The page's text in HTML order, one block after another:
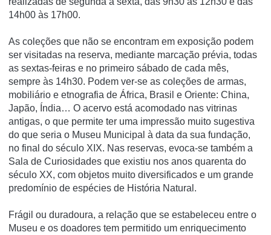
14h00 às 17h00.
As coleções que não se encontram em exposição podem
ser visitadas na reserva, mediante marcação prévia, todas
as sextas-feiras e no primeiro sábado de cada mês,
sempre às 14h30. Podem ver-se as coleções de armas,
mobiliário e etnografia de África, Brasil e Oriente: China,
Japão, Índia… O acervo está acomodado nas vitrinas
antigas, o que permite ter uma impressão muito sugestiva
do que seria o Museu Municipal à data da sua fundação,
no final do século XIX. Nas reservas, evoca-se também a
Sala de Curiosidades que existiu nos anos quarenta do
século XX, com objetos muito diversificados e um grande
predomínio de espécies de História Natural.
Frágil ou duradoura, a relação que se estabeleceu entre o
Museu e os doadores tem permitido um enriquecimento